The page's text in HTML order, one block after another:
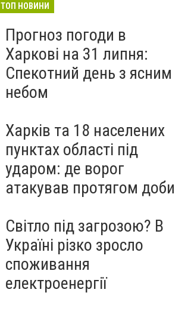
схему торгівлі впливом
ТОП НОВИНИ
Прогноз погоди в
Харкові на 31 липня:
Спекотний день з ясним
небом
Харків та 18 населених
пунктах області під
ударом: де ворог
атакував протягом доби
Світло під загрозою? В
Україні різко зросло
споживання
електроенергії